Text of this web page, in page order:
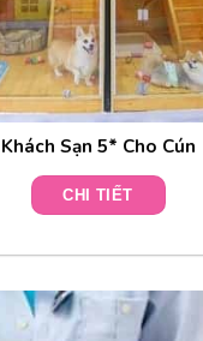
Khách Sạn 5* Cho Cún
CHI TIẾT